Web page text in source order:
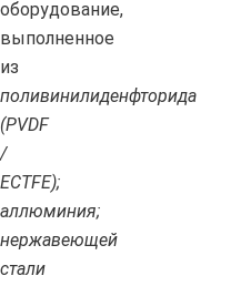
оборудование,
выполненное
из
поливинилиденфторида
(PVDF
/
ECTFE);
аллюминия;
нержавеющей
стали